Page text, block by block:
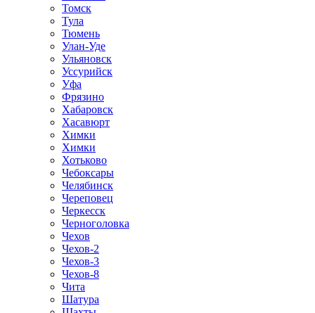
Томск
Тула
Тюмень
Улан-Уде
Ульяновск
Уссурийск
Уфа
Фрязино
Хабаровск
Хасавюрт
Химки
Химки
Хотьково
Чебоксары
Челябинск
Череповец
Черкесск
Черноголовка
Чехов
Чехов-2
Чехов-3
Чехов-8
Чита
Шатура